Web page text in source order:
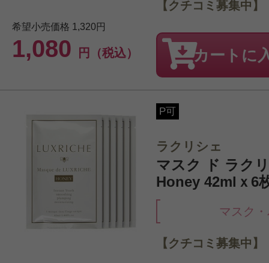
希望小売価格 1,320円
1,080 円（税込）
【クチコミ募集中】
カートに
P可
ラクリシェ
マスク ド ラク
Honey 42mlｘ6
マスク
【クチコミ募集中】